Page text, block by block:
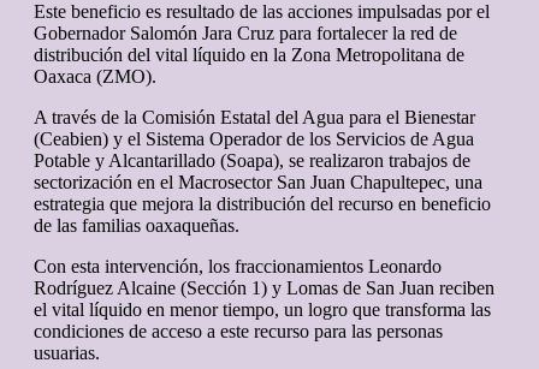
Este beneficio es resultado de las acciones impulsadas por el
Gobernador Salomón Jara Cruz para fortalecer la red de
distribución del vital líquido en la Zona Metropolitana de
Oaxaca (ZMO).
A través de la Comisión Estatal del Agua para el Bienestar
(Ceabien) y el Sistema Operador de los Servicios de Agua
Potable y Alcantarillado (Soapa), se realizaron trabajos de
sectorización en el Macrosector San Juan Chapultepec, una
estrategia que mejora la distribución del recurso en beneficio
de las familias oaxaqueñas.
Con esta intervención, los fraccionamientos Leonardo
Rodríguez Alcaine (Sección 1) y Lomas de San Juan reciben
el vital líquido en menor tiempo, un logro que transforma las
condiciones de acceso a este recurso para las personas
usuarias.